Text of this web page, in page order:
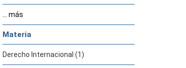
... más
Materia
Derecho Internacional (1)